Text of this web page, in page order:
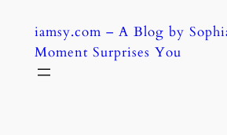
content
iamsy.com – A Blog by
Moment Surprises You